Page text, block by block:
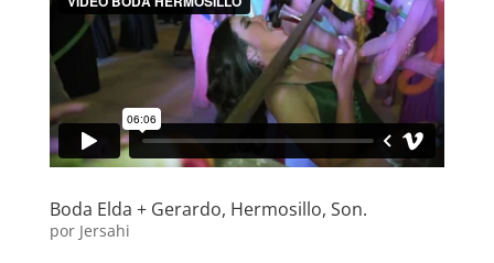
Boda Elda + Gerardo, Hermosillo, Son.
por Jersahi